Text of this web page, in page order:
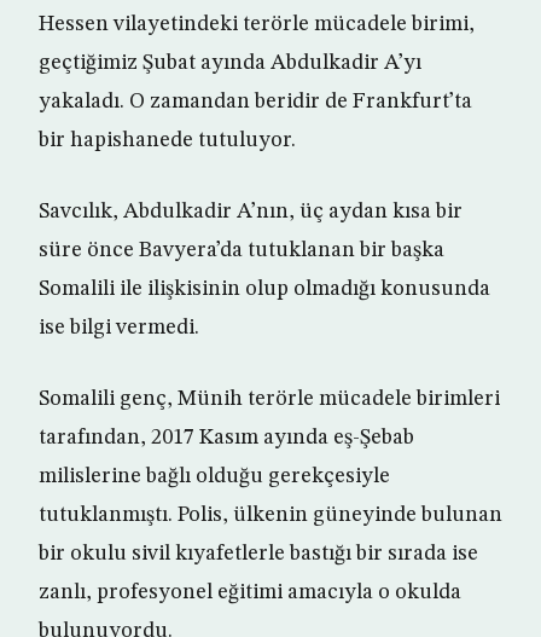
Hessen vilayetindeki terörle mücadele birimi,
geçtiğimiz Şubat ayında Abdulkadir A’yı
yakaladı. O zamandan beridir de Frankfurt’ta
bir hapishanede tutuluyor.
Savcılık, Abdulkadir A’nın, üç aydan kısa bir
süre önce Bavyera’da tutuklanan bir başka
Somalili ile ilişkisinin olup olmadığı konusunda
ise bilgi vermedi.
Somalili genç, Münih terörle mücadele birimleri
tarafından, 2017 Kasım ayında eş-Şebab
milislerine bağlı olduğu gerekçesiyle
tutuklanmıştı. Polis, ülkenin güneyinde bulunan
bir okulu sivil kıyafetlerle bastığı bir sırada ise
zanlı, profesyonel eğitimi amacıyla o okulda
bulunuyordu.